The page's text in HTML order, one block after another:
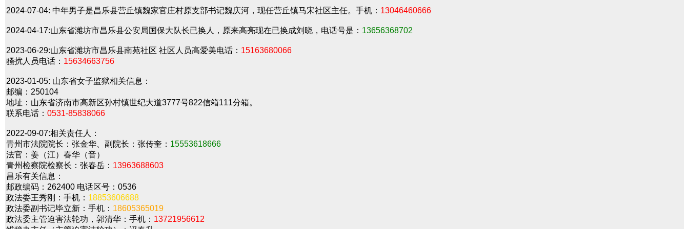
2024-07-04: 中年男子是昌乐县营丘镇魏家官庄村原支部书记魏庆河，现任营丘镇马宋社区主任。手机： 13046460666
2024-04-17:山东省潍坊市昌乐县公安局国保大队长已换人，原来高亮现在已换成刘晓，电话号是： 13656368702
2023-06-29:山东省潍坊市昌乐县南苑社区 社区人员高爱美电话： 15163680066
骚扰人员电话： 15634663756
2023-01-05: 山东省女子监狱相关信息：
邮编：250104
地址：山东省济南市高新区孙村镇世纪大道3777号822信箱111分箱。
联系电话： 0531-85838066
2022-09-07:相关责任人：
青州市法院院长：张金华、副院长：张传奎： 15553618666
法官：姜（江）春华（音）
青州检察院检察长：张春岳： 13963688603
昌乐有关信息：
邮政编码：262400 电话区号：0536
政法委王秀刚：手机： 18853606688
政法委副书记毕立新：手机： 18605365019
政法委主管迫害法轮功，郭清华：手机： 13721956612